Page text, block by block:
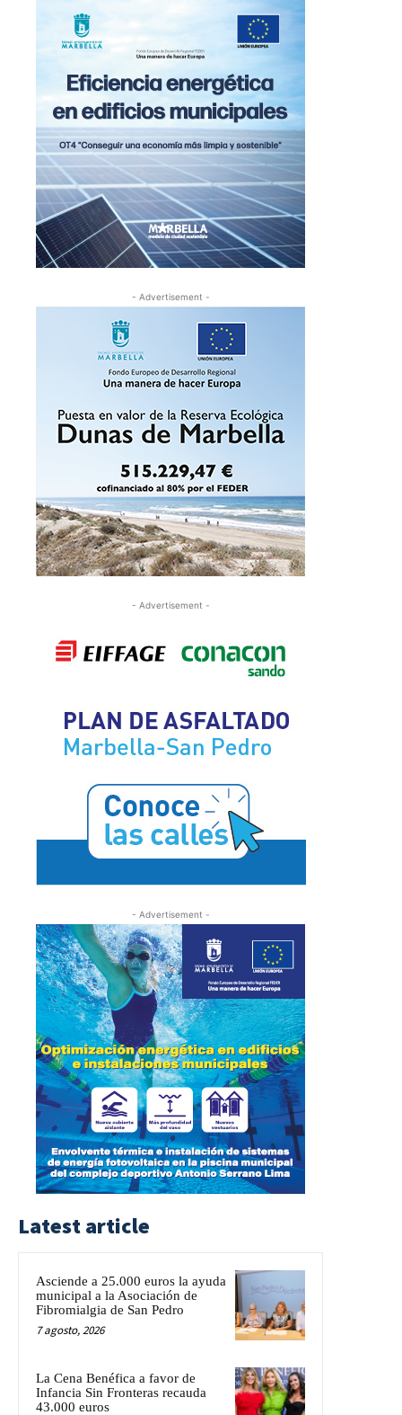
- Advertisement -
- Advertisement -
- Advertisement -
Latest article
Asciende a 25.000 euros la ayuda
municipal a la Asociación de
Fibromialgia de San Pedro
7 agosto, 2026
La Cena Benéfica a favor de
Infancia Sin Fronteras recauda
43.000 euros